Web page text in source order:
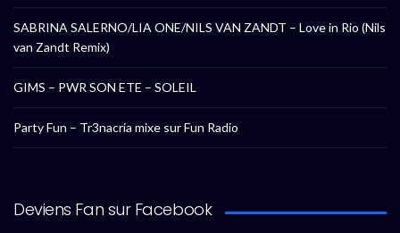
SABRINA SALERNO/LIA ONE/NILS VAN ZANDT – Love in Rio (Nils
van Zandt Remix)
GIMS – PWR SON ETE – SOLEIL
Party Fun – Tr3nacria mixe sur Fun Radio
Deviens Fan sur Facebook